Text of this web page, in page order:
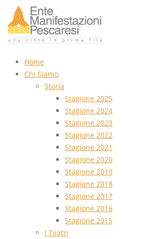
Home
Chi Siamo
Storia
Stagione 2025
Stagione 2024
Stagione 2023
Stagione 2022
Stagione 2021
Stagione 2020
Stagione 2019
Stagione 2018
Stagione 2017
Stagione 2016
Stagione 2015
I Teatri